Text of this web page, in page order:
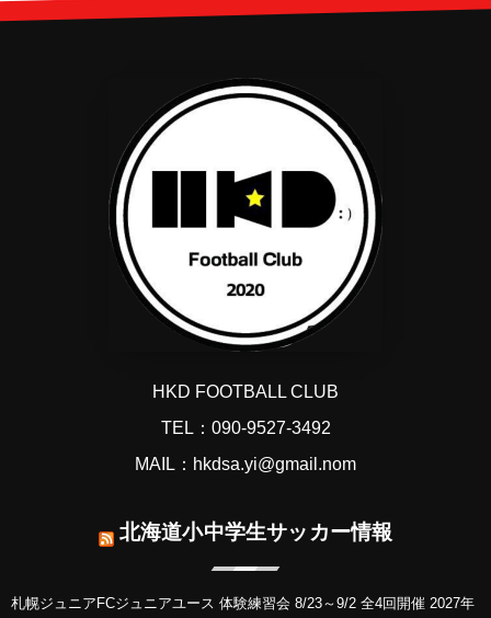
HKD FOOTBALL CLUB
TEL：090-9527-3492
MAIL：hkdsa.yi@gmail.nom
北海道小中学生サッカー情報
札幌ジュニアFCジュニアユース 体験練習会 8/23～9/2 全4回開催 2027年